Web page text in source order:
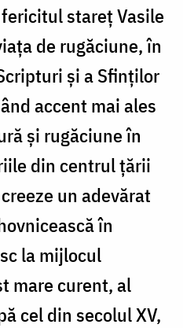
stareţ Vasile
de rugăciune, în
şi a Sfinţilor
accent mai ales
şi rugăciune în
din centrul ţării
un adevărat
în
la mijlocul
mare curent, al
cel din secolul XV,